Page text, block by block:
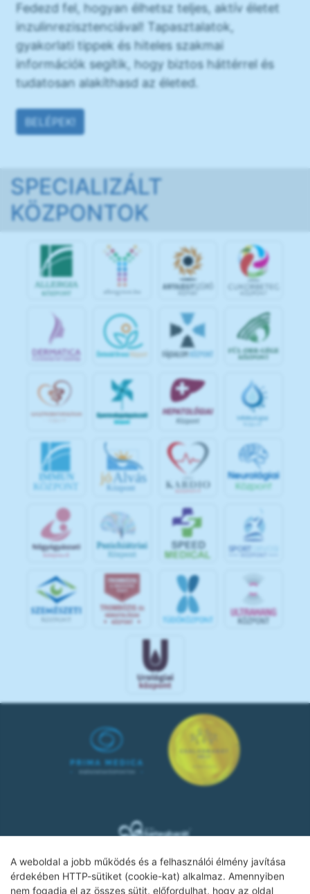
A weboldal a jobb működés és a felhasználói élmény javítása
érdekében HTTP-sütiket (cookie-kat) alkalmaz. Amennyiben
nem fogadja el az összes sütit, előfordulhat, hogy az oldal
Fedezd fel, hogyan élhetsz teljes, aktív életet
inzulinrezisztenciával! Tapasztalatok,
gyakorlati tippek és hiteles szakmai
információk segítik, hogy biztos háttérrel és
tudatosan alakíthasd az életed.
BELÉPEK!
SPECIALIZÁLT
KÖZPONTOK
IMMUN
KÖZPONT
jó Alvás
Központ
SPOR